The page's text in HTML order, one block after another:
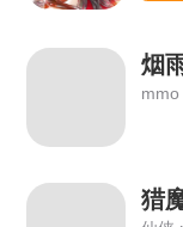
烟
mmo
猎